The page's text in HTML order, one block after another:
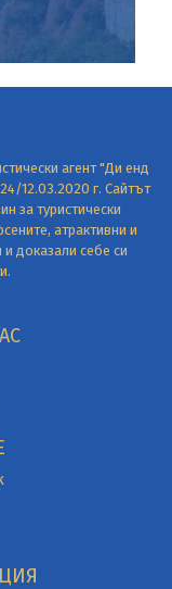
агент "Ди енд
12.03.2020 г. Сайтът
за туристически
атрактивни и
доказали себе си